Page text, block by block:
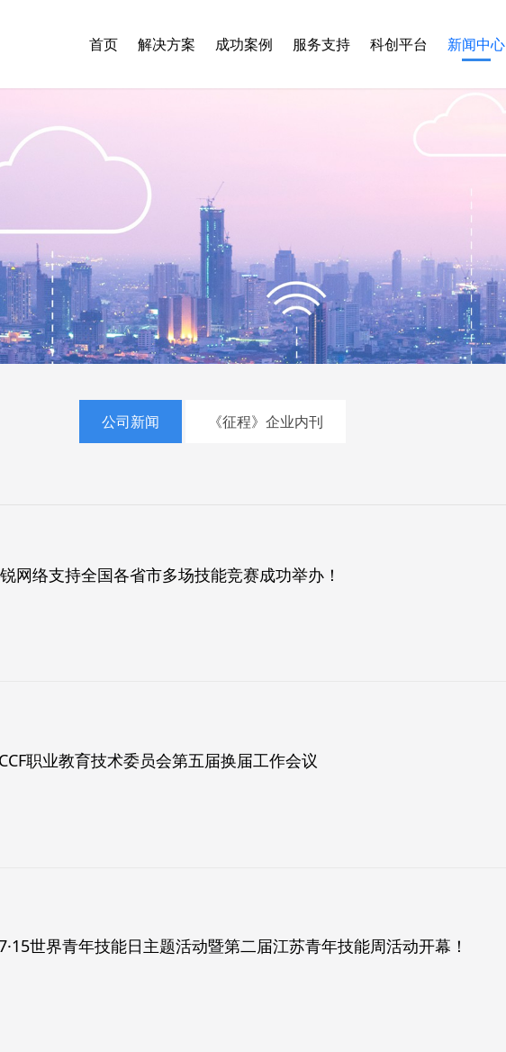
首页 解决方案 成功案例 服务支持 科创平台 新闻中心
公司新闻 《征程》企业内刊
网络支持全国各省市多场技能竞赛成功举办！
职业教育技术委员会第五届换届工作会议
世界青年技能日主题活动暨第二届江苏青年技能周活动开幕！